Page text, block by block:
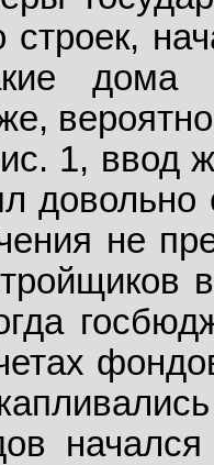
строек,
дома
1, ввод
довольно
не